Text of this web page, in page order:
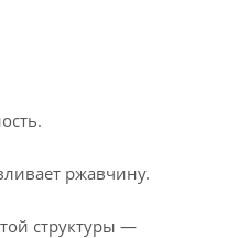
ржавчину.
структуры —